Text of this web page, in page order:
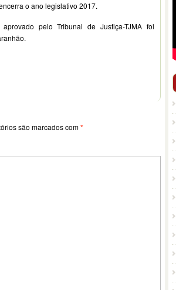
o ano legislativo 2017.
pelo Tribunal de Justiça-TJMA foi
são marcados com*